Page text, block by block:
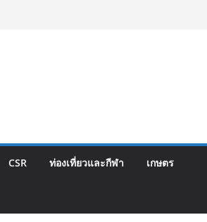
CSR ท่องเที่ยวและกีฬา เกษตร